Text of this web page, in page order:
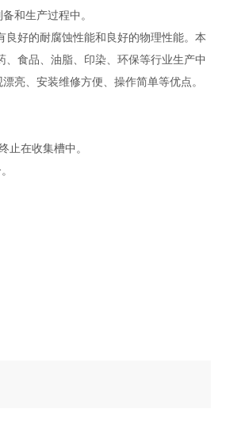
和生产过程中。
好的耐腐蚀性能和良好的物理性能。本
食品、油脂、印染、环保等行业生产中
亮、安装维修方便、操作简单等优点。
止在收集槽中。